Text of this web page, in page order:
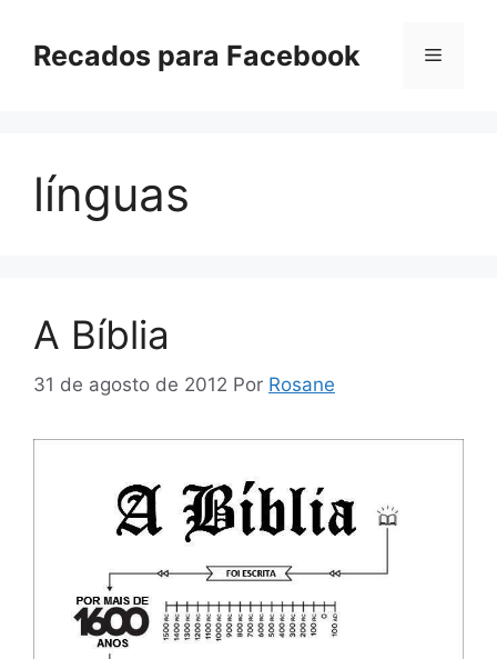
paraRecados para Facebook Menu
línguas
A Bíblia
31 de agosto de 2012 Por Rosane